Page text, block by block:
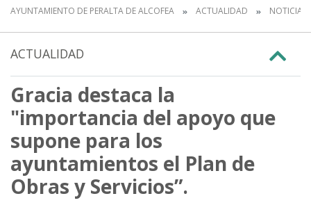
AYUNTAMIENTO DE PERALTA DE ALCOFEA ACTUALIDAD NOTICIAS
ACTUALIDAD
Gracia destaca la
"importancia del apoyo que
supone para los
ayuntamientos el Plan de
Obras y Servicios”.